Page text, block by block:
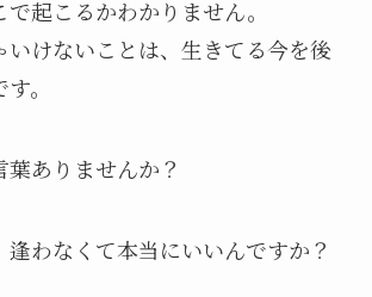
起こるかわかりません。
いけないことは、生きてる今を後
。
ありませんか？
わなくて本当にいいんですか？